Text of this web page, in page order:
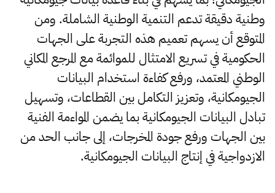
وطنية دقيقة تدعم التنمية الوطنية الشاملة. ومن
المتوقع أن يسهم تعميم هذه التجربة على الجهات
الحكومية في تسريع الامتثال للموائمة مع المرجع المكاني
الوطني المعتمد، ورفع كفاءة استخدام البيانات
الجيومكانية، وتعزيز التكامل بين القطاعات، وتسهيل
تبادل البيانات الجيومكانية بما يضمن المواءمة الفنية
بين الجهات ورفع جودة المخرجات، إلى جانب الحد من
الازدواجية في إنتاج البيانات الجيومكانية.